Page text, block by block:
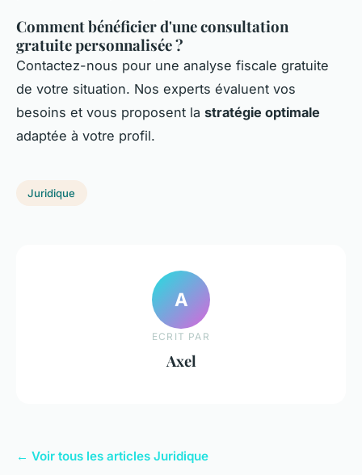
Comment bénéficier d'une consultation
gratuite personnalisée ?
Contactez-nous pour une analyse fiscale gratuite
de votre situation. Nos experts évaluent vos
besoins et vous proposent la stratégie optimale
adaptée à votre profil.
Juridique
A
ECRIT PAR
Axel
← Voir tous les articles Juridique